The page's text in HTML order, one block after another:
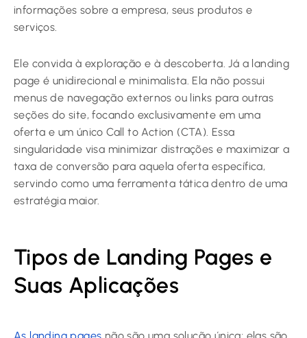
informações sobre a empresa, seus produtos e
serviços.
Ele convida à exploração e à descoberta. Já a landing
page é unidirecional e minimalista. Ela não possui
menus de navegação externos ou links para outras
seções do site, focando exclusivamente em uma
oferta e um único Call to Action (CTA). Essa
singularidade visa minimizar distrações e maximizar a
taxa de conversão para aquela oferta específica,
servindo como uma ferramenta tática dentro de uma
estratégia maior.
Tipos de Landing Pages e
Suas Aplicações